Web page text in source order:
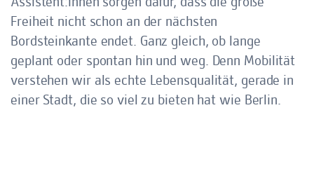
Freiheit nicht schon an der nächsten
Bordsteinkante endet. Ganz gleich, ob lange
geplant oder spontan hin und weg. Denn Mobilität
verstehen wir als echte Lebensqualität, gerade in
einer Stadt, die so viel zu bieten hat wie Berlin.